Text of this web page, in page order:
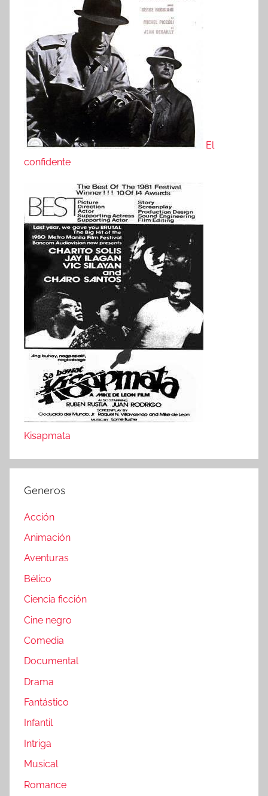
El
confidente
Kisapmata
Generos
Acción
Animación
Aventuras
Bélico
Ciencia ficción
Cine negro
Comedia
Documental
Drama
Fantástico
Infantil
Intriga
Musical
Romance